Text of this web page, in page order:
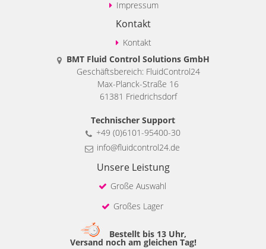
Impressum
Kontakt
Kontakt
BMT Fluid Control Solutions GmbH
Geschäftsbereich: FluidControl24
Max-Planck-Straße 16
61381 Friedrichsdorf
Technischer Support
+49 (0)6101-95400-30
info@fluidcontrol24.de
Unsere Leistung
Große Auswahl
Großes Lager
Bestellt bis 13 Uhr,
Versand noch am gleichen Tag!